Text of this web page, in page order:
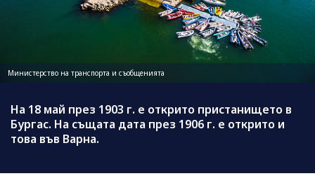
Министерство на транспорта и съобщенията
На 18 май през 1903 г. е открито пристанището в
Бургас. На същата дата през 1906 г. е открито и
това във Варна.